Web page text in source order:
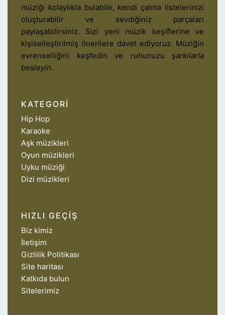
müziği kolaylıkla bulabilir, kendi çalma listelerinizi
oluşturabilir ve sevdiğiniz parçaları
paylaşabilirsiniz. Sizi yeni müzik keşiflerine ve
kişiselleştirilmiş önerilere davet ediyoruz. Müziğin
evrenselliğini keşfedin ve ruhunuzu şarkılarla
besleyin.
KATEGORI
Hip Hop
Karaoke
Aşk müzikleri
Oyun müzikleri
Uyku müziği
Dizi müzikleri
HIZLI GEÇIŞ
Biz kimiz
İletişim
Gizlilik Politikası
Site haritası
Katkıda bulun
Sitelerimiz